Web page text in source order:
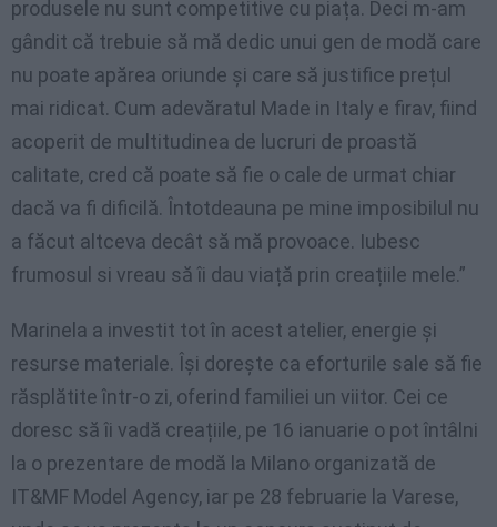
produsele nu sunt competitive cu piața. Deci m-am
gândit că trebuie să mă dedic unui gen de modă care
nu poate apărea oriunde și care să justifice prețul
mai ridicat. Cum adevăratul Made in Italy e firav, fiind
acoperit de multitudinea de lucruri de proastă
calitate, cred că poate să fie o cale de urmat chiar
dacă va fi dificilă. Întotdeauna pe mine imposibilul nu
a făcut altceva decât să mă provoace. Iubesc
frumosul si vreau să îi dau viață prin creațiile mele.”
Marinela a investit tot în acest atelier, energie și
resurse materiale. Își dorește ca eforturile sale să fie
răsplătite într-o zi, oferind familiei un viitor. Cei ce
doresc să îi vadă creațiile, pe 16 ianuarie o pot întâlni
la o prezentare de modă la Milano organizată de
IT&MF Model Agency, iar pe 28 februarie la Varese,